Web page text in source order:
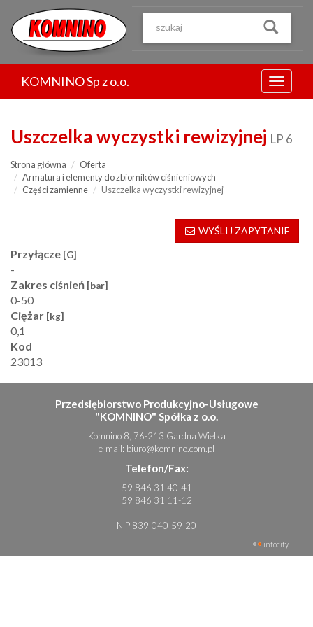
treści
Menu
KOMNINO Sp z o.o.
Uszczelka wyczystki rewizyjnej LP 6
Strona główna
Oferta
Armatura i elementy do zbiorników ciśnieniowych
Części zamienne
Uszczelka wyczystki rewizyjnej
WYŚLIJ ZAPYTANIE
Przyłącze [G]
-
Zakres ciśnień [bar]
0-50
Ciężar [kg]
0,1
Kod
23013
Przedsiębiorstwo Produkcyjno-Usługowe
"KOMNINO" Spółka z o.o.
Komnino 8, 76-213 Gardna Wielka
e-mail: biuro@komnino.com.pl
Telefon/Fax:
59 846 31 40-41
59 846 31 11-12
NIP 839-040-59-20
infocity